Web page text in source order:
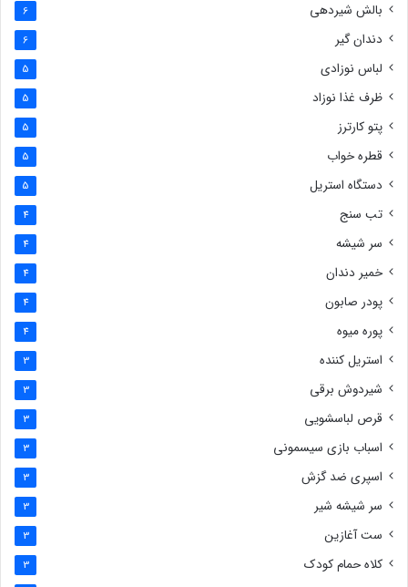
بالش شیردهی 6
دندان گیر 6
لباس نوزادی 5
ظرف غذا نوزاد 5
پتو کارترز 5
قطره خواب 5
دستگاه استریل 5
تب سنج 4
سر شیشه 4
خمیر دندان 4
پودر صابون 4
پوره میوه 4
استریل کننده 3
شیردوش برقی 3
قرص لباسشویی 3
اسباب بازی سیسمونی 3
اسپری ضد گزش 3
سر شیشه شیر 3
ست آغازین 3
کلاه حمام کودک 3